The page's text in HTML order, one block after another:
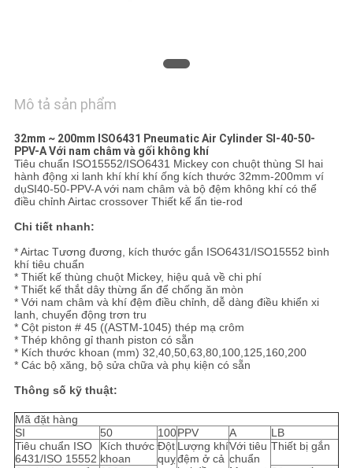
SƠ
ĐỒ
TRANG
WEB
PRIVACY
POLICY
Mô tả sản phẩm
32mm ~ 200mm ISO6431 Pneumatic Air Cylinder SI-40-50-
PPV-A Với nam châm và gối không khí
Tiêu chuẩn ISO15552/ISO6431 Mickey con chuột thùng SI hai
hành động xi lanh khí khí khí ống kích thước 32mm-200mm ví
dụSI40-50-PPV-A với nam châm và bộ đệm không khí có thể
điều chỉnh Airtac crossover Thiết kế ẩn tie-rod
Chi tiết nhanh:
* Airtac Tương đương, kích thước gắn ISO6431/ISO15552 bình
khí tiêu chuẩn
* Thiết kế thùng chuột Mickey, hiệu quả về chi phí
* Thiết kế thắt dây thừng ẩn để chống ăn mòn
* Với nam châm và khí đệm điều chỉnh, dễ dàng điều khiển xi
lanh, chuyển động trơn tru
* Cột piston # 45 ((ASTM-1045) thép mạ crôm
* Thép không gỉ thanh piston có sẵn
* Kích thước khoan (mm) 32,40,50,63,80,100,125,160,200
* Các bộ xăng, bộ sửa chữa và phụ kiện có sẵn
Thông số kỹ thuật:
Mã đặt hàng
SI
50 100PPV A
LB
Tiêu chuẩn ISO
6431/ISO 15552
Kích thước
khoan
Đột
quỵ
Lượng khí
đệm ở cả
Với tiêu
chuẩn
Thiết bị gắn